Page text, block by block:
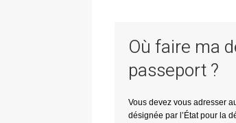
Où faire ma
passeport ?
Vous devez vous adresser
désignée par l’État pour la